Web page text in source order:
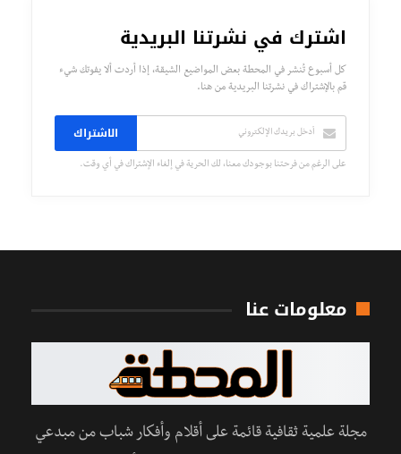
اشترك في نشرتنا البريدية
كل أسبوع تُنشر في المحطة بعض المواضيع الشيقة، إذا أردت ألا يفوتك شيء
قم بالإشتراك في نشرتنا البريدية من هنا.
الاشتراك
على الرغم من فرحتنا بوجودك معنا، لك الحرية في إلغاء الإشتراك في أي وقت.
معلومات عنا
مجلة علمية ثقافية قائمة على أقلام وأفكار شباب من مبدعي